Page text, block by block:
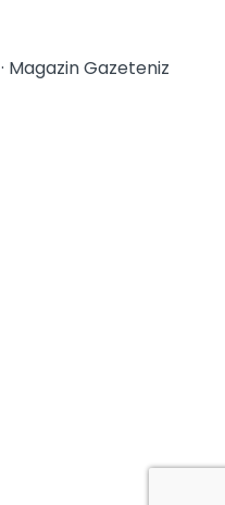
· Magazin Gazeteniz